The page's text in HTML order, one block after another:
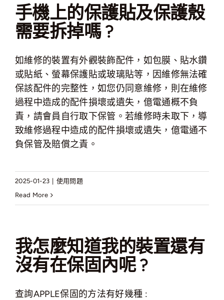
手機上的保護貼及保護殼
需要拆掉嗎 ?
如維修的裝置有外觀裝飾配件，如包膜、貼水鑽
或貼紙、螢幕保護貼或玻璃貼等，因維修無法確
保該配件的完整性，如您仍同意維修，則在維修
過程中造成的配件損壞或遺失，億電通概不負
責，請會員自行取下保管。若維修時未取下，導
致維修過程中造成的配件損壞或遺失，億電通不
負保管及賠償之責。
2025-01-23
使用問題
Read More
我怎麼知道我的裝置還有
沒有在保固內呢 ?
查詢APPLE保固的方法有好幾種 :